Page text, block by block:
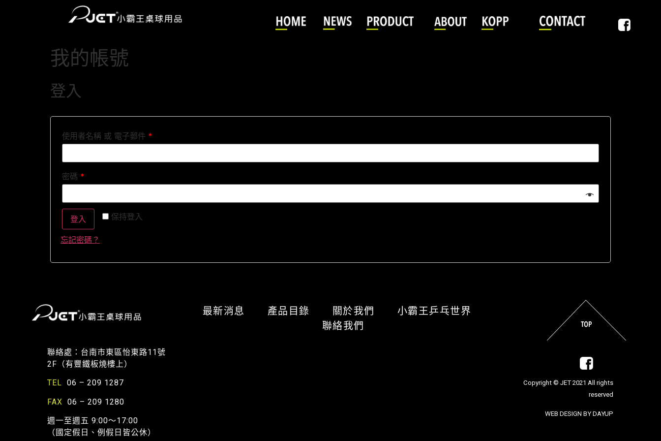
我的帳號
登入
使用者名稱 或 電子郵件 *
密碼 *
Alternative: 保持登入
登入
忘記密碼？
聯絡處：台南市東區怡東路11號
2F（有豐鐵板燒樓上）
TEL 06 – 209 1287
FAX 06 – 209 1280
週一至週五 9:00～17:00
（國定假日、例假日皆公休）
最新消息 產品目錄 關於我們
小霸王乒乓世界
聯絡我們
Copyright © JET 2021 All rights
reserved
WEB DESIGN BY DAYUP